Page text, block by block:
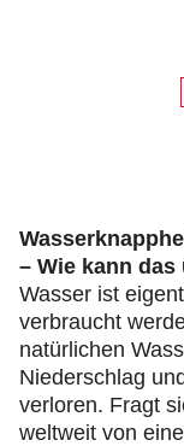
– Wie kann
Wasser ist
verbraucht
natürlichen
Niederschlag
verloren. Fragt
weltweit von